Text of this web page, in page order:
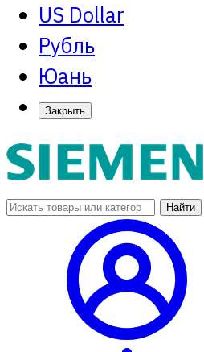
US Dollar
Рубль
Юань
Закрыть
Найти